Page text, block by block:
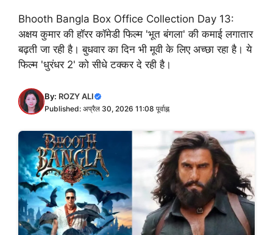
Bhooth Bangla Box Office Collection Day 13:
अक्षय कुमार की हॉरर कॉमेडी फिल्म 'भूत बंगला' की कमाई लगातार
बढ़ती जा रही है। बुधवार का दिन भी मूवी के लिए अच्छा रहा है। ये
फिल्म 'धुरंधर 2' को सीधे टक्कर दे रही है।
By: ROZY ALI
Published: अप्रैल 30, 2026 11:08 पूर्वाह्न